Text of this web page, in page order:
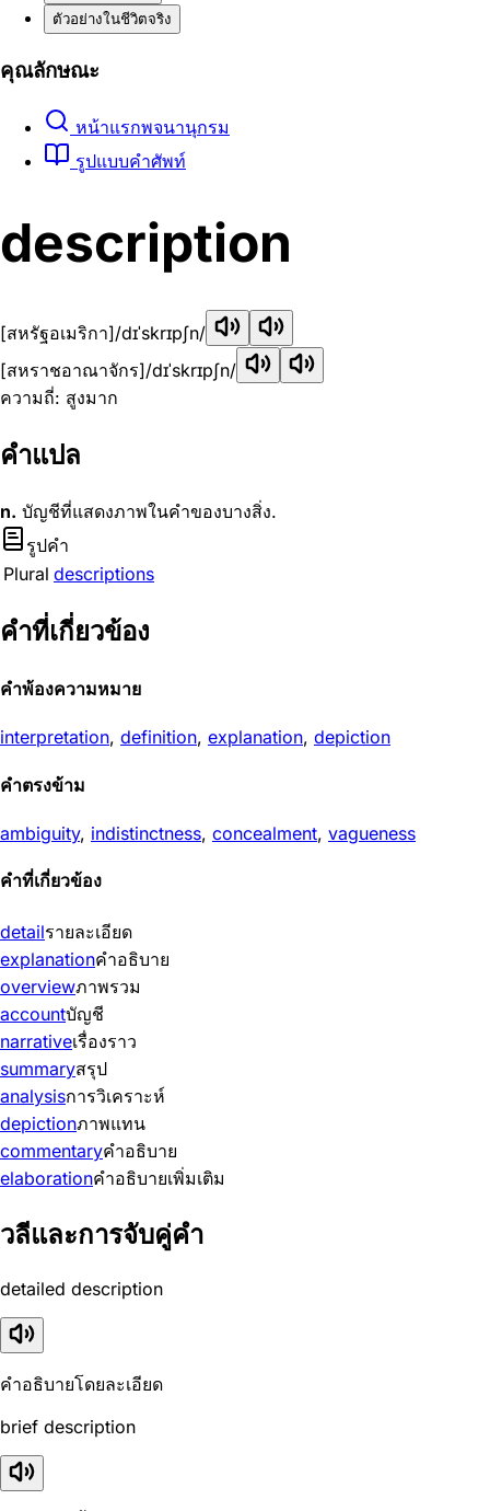
ตัวอย่างในชีวิตจริง
คุณลักษณะ
หน้าแรกพจนานุกรม
รูปแบบคำศัพท์
description
[สหรัฐอเมริกา]/dɪˈskrɪpʃn/
[สหราชอาณาจักร]/dɪˈskrɪpʃn/
ความถี่: สูงมาก
คำแปล
n. บัญชีที่แสดงภาพในคำของบางสิ่ง.
รูปคำ
Plural descriptions
คำที่เกี่ยวข้อง
คำพ้องความหมาย
interpretation, definition, explanation, depiction
คำตรงข้าม
ambiguity, indistinctness, concealment, vagueness
คำที่เกี่ยวข้อง
detailรายละเอียด
explanationคำอธิบาย
overviewภาพรวม
accountบัญชี
narrativeเรื่องราว
summaryสรุป
analysisการวิเคราะห์
depictionภาพแทน
commentaryคำอธิบาย
elaborationคำอธิบายเพิ่มเติม
วลีและการจับคู่คำ
detailed description
คำอธิบายโดยละเอียด
brief description